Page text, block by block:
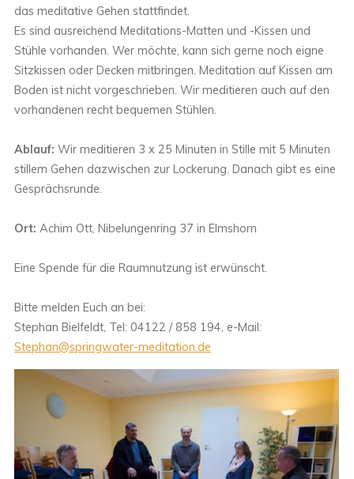
das meditative Gehen stattfindet.
Es sind ausreichend Meditations-Matten und -Kissen und
Stühle vorhanden. Wer möchte, kann sich gerne noch eigne
Sitzkissen oder Decken mitbringen. Meditation auf Kissen am
Boden ist nicht vorgeschrieben. Wir meditieren auch auf den
vorhandenen recht bequemen Stühlen.
Ablauf: Wir meditieren 3 x 25 Minuten in Stille mit 5 Minuten
stillem Gehen dazwischen zur Lockerung. Danach gibt es eine
Gesprächsrunde.
Ort: Achim Ott, Nibelungenring 37 in Elmshorn
Eine Spende für die Raumnutzung ist erwünscht.
Bitte melden Euch an bei:
Stephan Bielfeldt, Tel: 04122 / 858 194, e-Mail:
Stephan@springwater-meditation.de